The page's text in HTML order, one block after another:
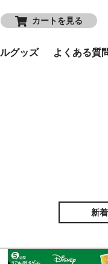
カートを見る
グッズ よくある質
新